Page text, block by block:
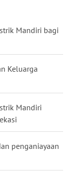
Mandiri bagi
Keluarga
Mandiri
penganiayaan